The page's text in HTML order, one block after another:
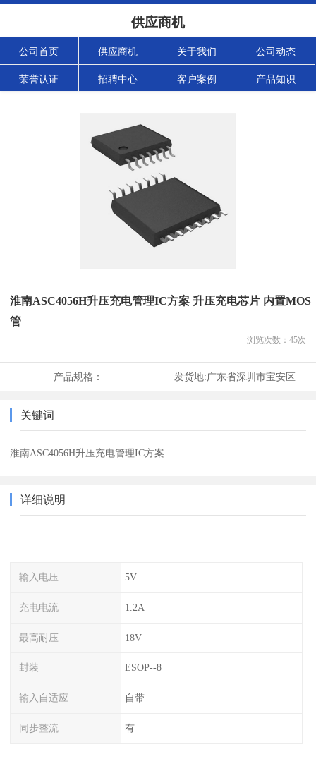
供应商机
公司首页 供应商机 关于我们 公司动态
荣誉认证 招聘中心 客户案例 产品知识
淮南ASC4056H升压充电管理IC方案 升压充电芯片 内置MOS
管
浏览次数： 45次
产品规格： 发货地:广东省深圳市宝安区
关键词
淮南ASC4056H升压充电管理IC方案
详细说明
输入电压 5V
充电电流 1.2A
最高耐压 18V
封装 ESOP--8
输入自适应 自带
同步整流 有